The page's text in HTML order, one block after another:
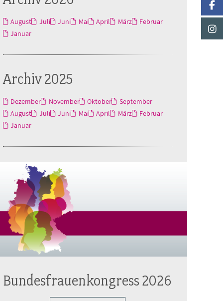
August Juli Juni Mai April März
Februar
Januar
Archiv 2025
Dezember November Oktober
September
August
Juli Juni Mai April März
Februar
Januar
Bundesfrauenkongress 2026